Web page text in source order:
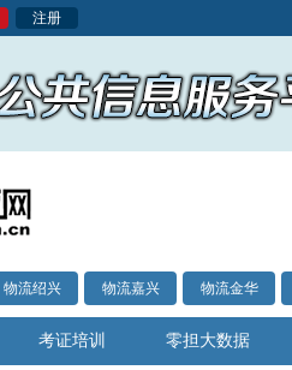
注册
物流绍兴 物流嘉兴 物流金华
考证培训 零担大数据